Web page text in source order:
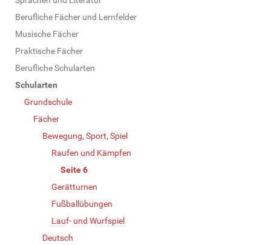
Berufliche Fächer und Lernfelder
Musische Fächer
Praktische Fächer
Berufliche Schularten
Schularten
Grundschule
Fächer
Bewegung, Sport, Spiel
Raufen und Kämpfen
Seite 6
Gerätturnen
Fußballübungen
Lauf- und Wurfspiel
Deutsch